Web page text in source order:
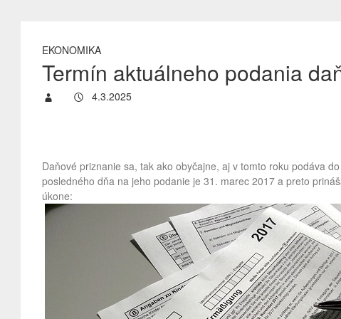
EKONOMIKA
Termín aktuálneho podania
4.3.2025
Daňové priznanie sa, tak ako obyčajne, aj v tomto roku podáva
posledného dňa na jeho podanie je 31. marec 2017 a preto
úkone: